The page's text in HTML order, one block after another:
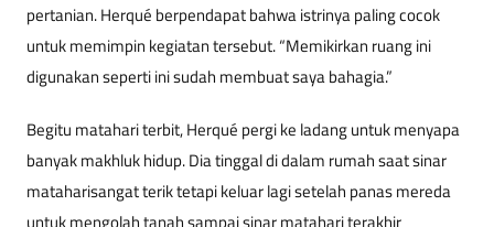
pertanian. Herqué berpendapat bahwa istrinya paling cocok
untuk memimpin kegiatan tersebut. “Memikirkan ruang ini
digunakan seperti ini sudah membuat saya bahagia.”
Begitu matahari terbit, Herqué pergi ke ladang untuk menyapa
banyak makhluk hidup. Dia tinggal di dalam rumah saat sinar
mataharisangat terik tetapi keluar lagi setelah panas mereda
untuk mengolah tanah sampai sinar matahari terakhir